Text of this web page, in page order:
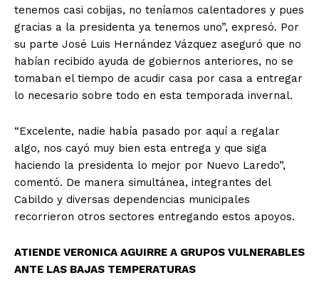
tenemos casi cobijas, no teníamos calentadores y pues
gracias a la presidenta ya tenemos uno”, expresó. Por
su parte José Luis Hernández Vázquez aseguró que no
habían recibido ayuda de gobiernos anteriores, no se
tomaban el tiempo de acudir casa por casa a entregar
lo necesario sobre todo en esta temporada invernal.
“Excelente, nadie había pasado por aquí a regalar
algo, nos cayó muy bien esta entrega y que siga
haciendo la presidenta lo mejor por Nuevo Laredo”,
comentó. De manera simultánea, integrantes del
Cabildo y diversas dependencias municipales
recorrieron otros sectores entregando estos apoyos.
ATIENDE VERONICA AGUIRRE A GRUPOS VULNERABLES
ANTE LAS BAJAS TEMPERATURAS